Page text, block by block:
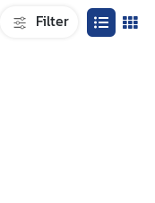
Filter